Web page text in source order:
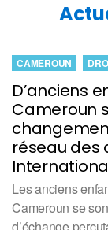
D’anciens
Cameroun
réseau des
CAMEROUN
Les anciens
Cameroun se